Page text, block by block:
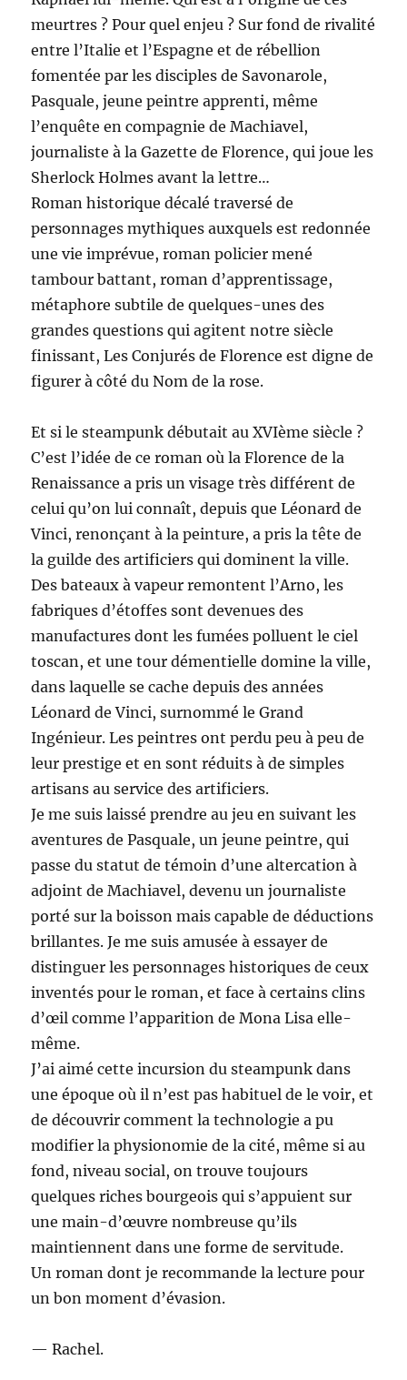
meurtres ? Pour quel enjeu ? Sur fond de rivalité
entre l’Italie et l’Espagne et de rébellion
fomentée par les disciples de Savonarole,
Pasquale, jeune peintre apprenti, même
l’enquête en compagnie de Machiavel,
journaliste à la Gazette de Florence, qui joue les
Sherlock Holmes avant la lettre…
Roman historique décalé traversé de
personnages mythiques auxquels est redonnée
une vie imprévue, roman policier mené
tambour battant, roman d’apprentissage,
métaphore subtile de quelques-unes des
grandes questions qui agitent notre siècle
finissant, Les Conjurés de Florence est digne de
figurer à côté du Nom de la rose.
Et si le steampunk débutait au XVIème siècle ?
C’est l’idée de ce roman où la Florence de la
Renaissance a pris un visage très différent de
celui qu’on lui connaît, depuis que Léonard de
Vinci, renonçant à la peinture, a pris la tête de
la guilde des artificiers qui dominent la ville.
Des bateaux à vapeur remontent l’Arno, les
fabriques d’étoffes sont devenues des
manufactures dont les fumées polluent le ciel
toscan, et une tour démentielle domine la ville,
dans laquelle se cache depuis des années
Léonard de Vinci, surnommé le Grand
Ingénieur. Les peintres ont perdu peu à peu de
leur prestige et en sont réduits à de simples
artisans au service des artificiers.
Je me suis laissé prendre au jeu en suivant les
aventures de Pasquale, un jeune peintre, qui
passe du statut de témoin d’une altercation à
adjoint de Machiavel, devenu un journaliste
porté sur la boisson mais capable de déductions
brillantes. Je me suis amusée à essayer de
distinguer les personnages historiques de ceux
inventés pour le roman, et face à certains clins
d’œil comme l’apparition de Mona Lisa elle-
même.
J’ai aimé cette incursion du steampunk dans
une époque où il n’est pas habituel de le voir, et
de découvrir comment la technologie a pu
modifier la physionomie de la cité, même si au
fond, niveau social, on trouve toujours
quelques riches bourgeois qui s’appuient sur
une main-d’œuvre nombreuse qu’ils
maintiennent dans une forme de servitude.
Un roman dont je recommande la lecture pour
un bon moment d’évasion.
— Rachel.